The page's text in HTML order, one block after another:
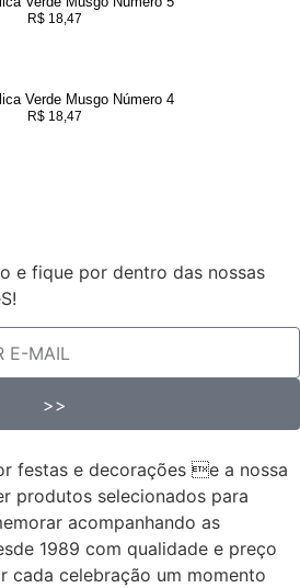
R$ 18,47
Verde Musgo Número 4
R$ 18,47
e fique por dentro das nossas
>>
festas e decorações e a nossa
produtos selecionados para
acompanhando as
1989 com qualidade e preço
cada celebração um momento